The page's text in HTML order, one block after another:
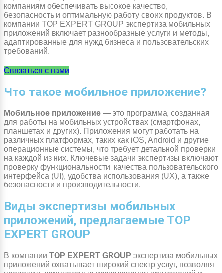
компаниям обеспечивать высокое качество,
безопасность и оптимальную работу своих продуктов. В
компании TOP EXPERT GROUP экспертиза мобильных
приложений включает разнообразные услуги и методы,
адаптированные для нужд бизнеса и пользовательских
требований.
Связаться с нами
Что такое мобильное приложение?
Мобильное приложение — это программа, созданная
для работы на мобильных устройствах (смартфонах,
планшетах и других). Приложения могут работать на
различных платформах, таких как iOS, Android и другие
операционные системы, что требует детальной проверки
на каждой из них. Ключевые задачи экспертизы включают
проверку функциональности, качества пользовательского
интерфейса (UI), удобства использования (UX), а также
безопасности и производительности.
Виды экспертизы мобильных
приложений, предлагаемые TOP
EXPERT GROUP
В компании TOP EXPERT GROUP экспертиза мобильных
приложений охватывает широкий спектр услуг, позволяя